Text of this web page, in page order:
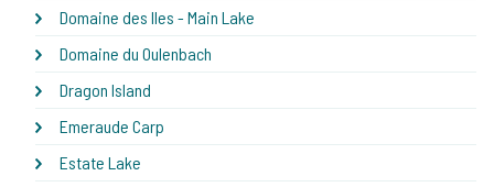
Domaine des Iles - Main Lake
Domaine du Oulenbach
Dragon Island
Emeraude Carp
Estate Lake